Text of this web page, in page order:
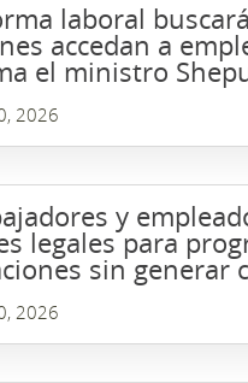
laboral
accedan a
el ministro
2026
y
legales para
sin generar
2026